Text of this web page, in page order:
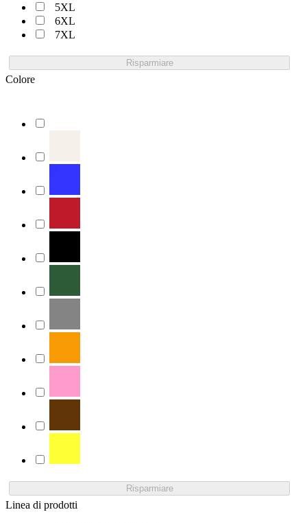
5XL
6XL
7XL
Risparmiare
Colore
Risparmiare
Linea di prodotti